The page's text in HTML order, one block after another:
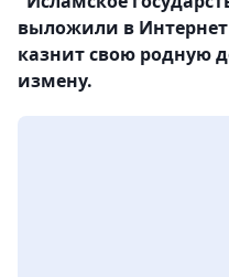
выложили в
казнит свою родную
измену.